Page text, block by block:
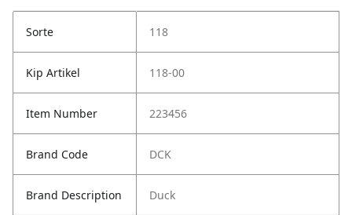
Sorte 118
Kip Artikel 118-00
Item Number 223456
Brand Code DCK
Brand Description Duck